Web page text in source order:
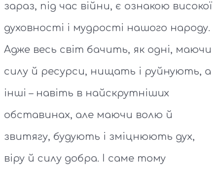
зараз, під час війни, є ознакою високої
духовності і мудрості нашого народу.
Адже весь світ бачить, як одні, маючи
силу й ресурси, нищать і руйнують, а
інші – навіть в найскрутніших
обставинах, але маючи волю й
звитягу, будують і зміцнюють дух,
віру й силу добра. І саме тому